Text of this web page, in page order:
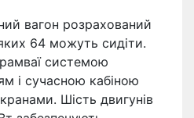
вагон розрахований
64 можуть сидіти.
системою
і сучасною кабіною
Шість двигунів